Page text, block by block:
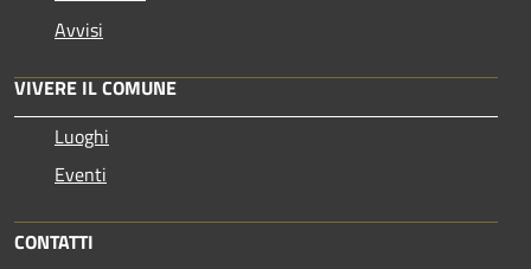
Avvisi
VIVERE IL COMUNE
Luoghi
Eventi
CONTATTI